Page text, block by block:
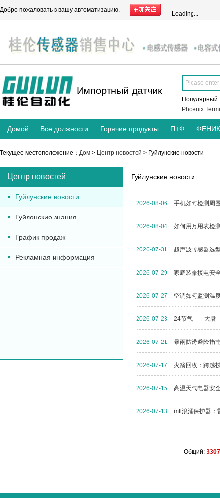
Добро пожаловать в вашу автоматизацию.
Loading...
Импортный датчик
Популярный
Phoenix
Домой Все должности Горячие продукты П+Ф
Текущее местоположение： Дом > Центр новостей > Гуйлунские новости
Центр новостей
Гуйлунские новости
Гуйлонские знания
График продаж
Рекламная информация
Гуйлунские новости
2026-08-06 手机如何检测周
2026-08-04 如何用万用表检
2026-07-31 超声波传感器选
2026-07-29 家庭装修接电安
2026-07-27 空调如何监测温
2026-07-23 24节气——大暑
2026-07-21 暴雨防涝避险指
2026-07-17 火箭回收：跨越
2026-07-15 高温天气电器安
2026-07-13 mtl浪涌保护器：
Общий: 3307